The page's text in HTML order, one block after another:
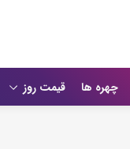
چهره ها قیمت روز